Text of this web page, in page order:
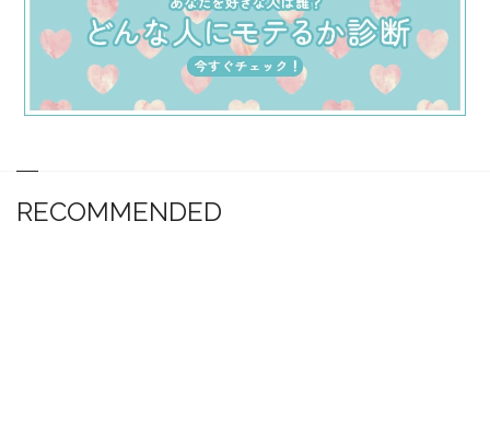
RECOMMENDED